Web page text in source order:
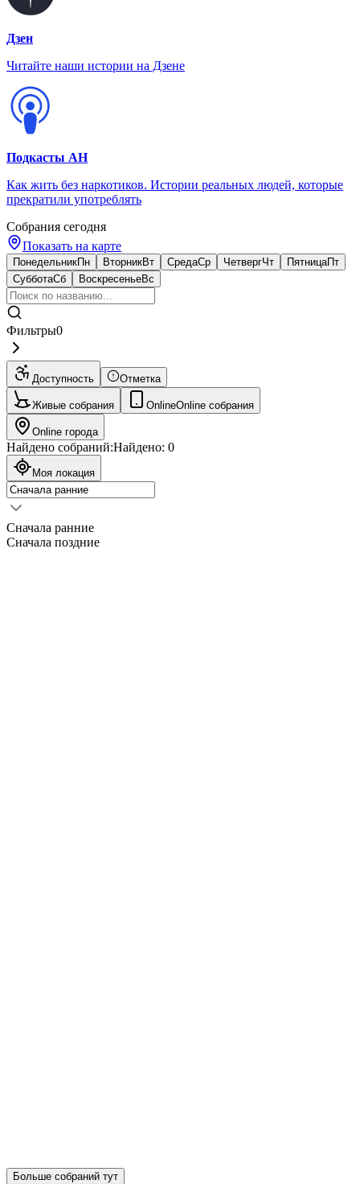
Дзен
Читайте наши истории на Дзене
Подкасты АН
Как жить без наркотиков. Истории реальных людей, которые
прекратили употреблять
Собрания сегодня
Показать на карте
ПонедельникПн ВторникВт СредаСр ЧетвергЧт ПятницаПт
СубботаСб ВоскресеньеВс
Фильтры0
Доступность Отметка
Живые собрания OnlineOnline собрания
Online города
Найдено собраний:Найдено: 0
Моя локация
Сначала ранние
Сначала поздние
Больше собраний тут